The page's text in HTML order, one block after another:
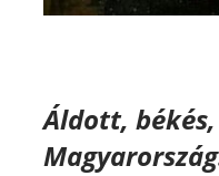
Áldott,